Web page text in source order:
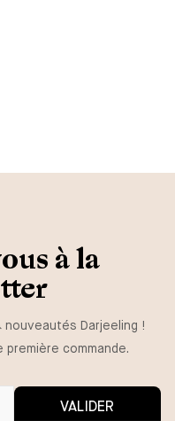
à la
Darjeeling !
première commande.
VALIDER